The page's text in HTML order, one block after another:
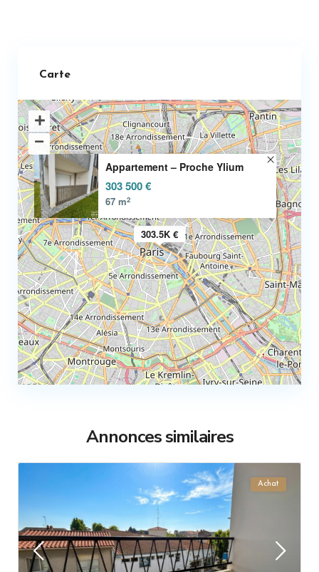
Carte
303.5K €
Appartement – Proche Ylium
303 500 €
67 m2
Annonces similaires
Achat